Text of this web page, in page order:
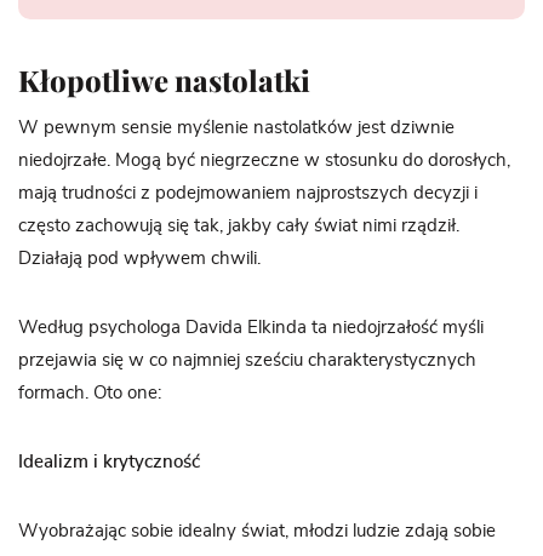
Kłopotliwe nastolatki
W pewnym sensie myślenie nastolatków jest dziwnie
niedojrzałe. Mogą być niegrzeczne w stosunku do dorosłych,
mają trudności z podejmowaniem najprostszych decyzji i
często zachowują się tak, jakby cały świat nimi rządził.
Działają pod wpływem chwili.
Według psychologa Davida Elkinda ta niedojrzałość myśli
przejawia się w co najmniej sześciu charakterystycznych
formach. Oto one:
Idealizm i krytyczność
Wyobrażając sobie idealny świat, młodzi ludzie zdają sobie